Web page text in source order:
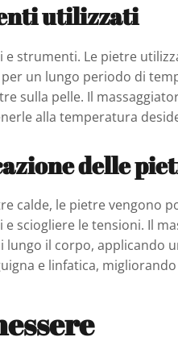
utilizzati
e strumenti. Le pietre
un lungo periodo di
sulla pelle. Il
alla temperatura
delle
calde, le pietre vengono
sciogliere le tensioni. Il
il corpo, applicando
e linfatica,